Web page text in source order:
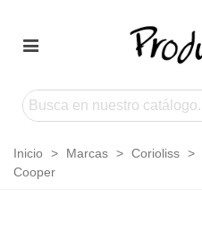
Inicio > Marcas > Corioliss >
Cooper